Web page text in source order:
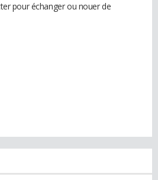
pour échanger ou nouer de